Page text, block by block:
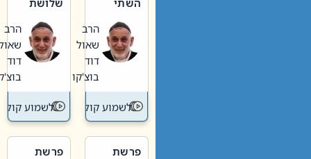
וערב של
חיינו
הרב
שאול
דוד
בוצ'קו
לשמוע קול תורה – מדרש
האבות
הרב
שאול
דוד
בוצ'קו
לשמוע קול
פרשת
פרשת